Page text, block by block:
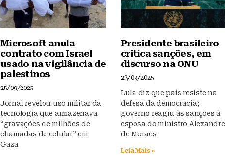
Microsoft anula
contrato com Israel
usado na vigilância de
palestinos
25/09/2025
Jornal revelou uso militar da
tecnologia que armazenava
“gravações de milhões de
chamadas de celular” em
Gaza
Presidente brasileiro
critica sanções, em
discurso na ONU
23/09/2025
Lula diz que país resiste na
defesa da democracia;
governo reagiu às sanções à
esposa do ministro Alexandre
de Moraes
Leia Mais »